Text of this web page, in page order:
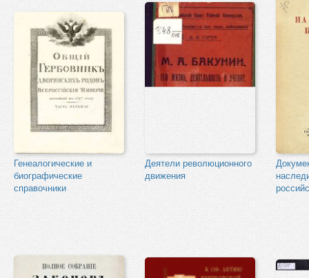
Генеалогические и
биографические
справочники
Деятели революционного
движения